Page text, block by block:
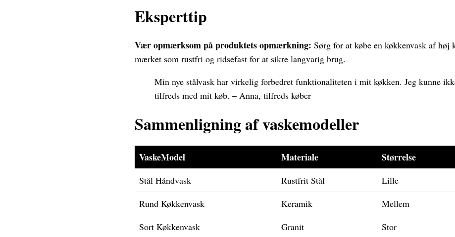
Eksperttip
Vær opmærksom på produktets opmærkning: Sørg for at købe en køkkenvask af høj
mærket som rustfri og ridsefast for at sikre langvarig brug.
Min nye stålvask har virkelig forbedret funktionaliteten i mit køkken. Jeg kunne
tilfreds med mit køb. – Anna, tilfreds køber
Sammenligning af vaskemodeller
VaskeModel Materiale Størrelse
Stål Håndvask Rustfrit Stål Lille
Rund Køkkenvask
Keramik Mellem
Sort Køkkenvask
Granit Stor